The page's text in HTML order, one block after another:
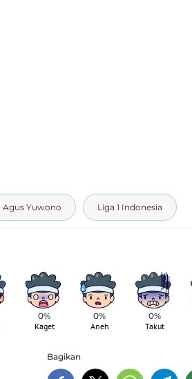
Agus Yuwono Liga 1 Indonesia
0%
Kaget
0%
Aneh
0%
Takut
Bagikan